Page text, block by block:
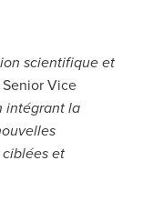
scientifique et
Senior Vice
intégrant la
et